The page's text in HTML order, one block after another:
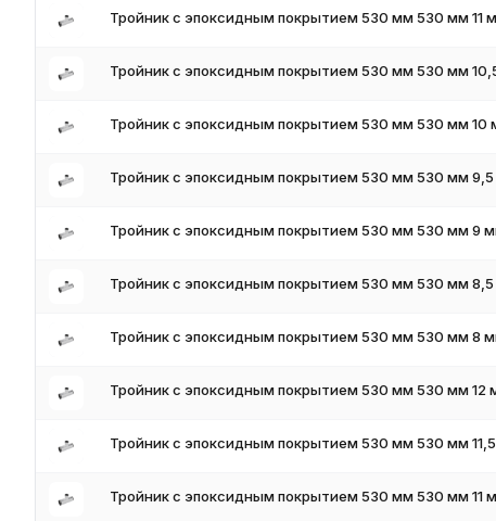
Тройник с эпоксидным покрытием 530 мм 530 мм 11
Тройник с эпоксидным покрытием 530 мм 530 мм
Тройник с эпоксидным покрытием 530 мм 530 мм
Тройник с эпоксидным покрытием 530 мм 530 мм
Тройник с эпоксидным покрытием 530 мм 530 мм 9
Тройник с эпоксидным покрытием 530 мм 530 мм
Тройник с эпоксидным покрытием 530 мм 530 мм 8
Тройник с эпоксидным покрытием 530 мм 530 мм 12
Тройник с эпоксидным покрытием 530 мм 530 мм
Тройник с эпоксидным покрытием 530 мм 530 мм 11